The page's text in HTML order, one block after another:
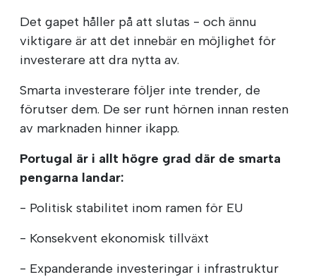
Det gapet håller på att slutas - och ännu
viktigare är att det innebär en möjlighet för
investerare att dra nytta av.
Smarta investerare följer inte trender, de
förutser dem. De ser runt hörnen innan resten
av marknaden hinner ikapp.
Portugal är i allt högre grad där de smarta
pengarna landar:
- Politisk stabilitet inom ramen för EU
- Konsekvent ekonomisk tillväxt
- Expanderande investeringar i infrastruktur